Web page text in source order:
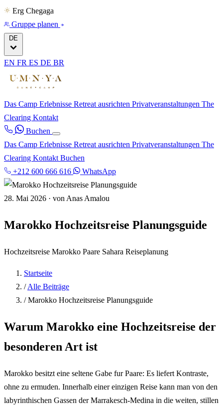
Erg Chegaga
Gruppe planen
DE
EN FR ES DE BR
Das Camp Erlebnisse Retreat ausrichten Privatveranstaltungen The
Clearing Kontakt
Buchen
Das Camp Erlebnisse Retreat ausrichten Privatveranstaltungen The
Clearing Kontakt Buchen
+212 600 666 616
WhatsApp
28. Mai 2026 · von Anas Amalou
Marokko Hochzeitsreise Planungsguide
Hochzeitsreise Marokko Paare Sahara Reiseplanung
Startseite
/ Alle Beiträge
/ Marokko Hochzeitsreise Planungsguide
Warum Marokko eine Hochzeitsreise der
besonderen Art ist
Marokko besitzt eine seltene Gabe fur Paare: Es liefert Kontraste,
ohne zu ermuden. Innerhalb einer einzigen Reise kann man von den
labyrinthischen Gassen der Marrakesch-Medina in die weiten, stillen